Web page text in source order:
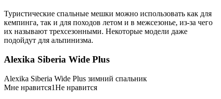
Туристические спальные мешки можно использовать как для
кемпинга, так и для походов летом и в межсезонье, из-за чего
их называют трехсезонными. Некоторые модели даже
подойдут для альпинизма.
Alexika Siberia Wide Plus
Alexika Siberia Wide Plus зимний спальник
Мне нравится1Не нравится